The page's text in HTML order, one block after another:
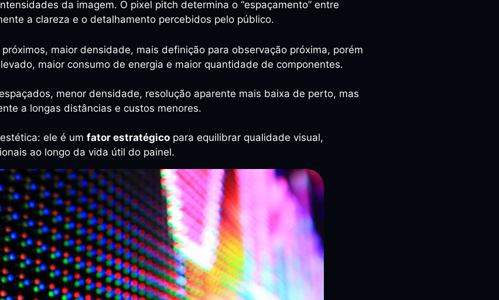
da imagem. O pixel pitch determina o “espaçamento” entre
a clareza e o detalhamento percebidos pelo público.
maior densidade, mais definição para observação próxima, porém
maior consumo de energia e maior quantidade de componentes.
menor densidade, resolução aparente mais baixa de perto, mas
a longas distâncias e custos menores.
ele é um fator estratégico para equilibrar qualidade visual,
ao longo da vida útil do painel.